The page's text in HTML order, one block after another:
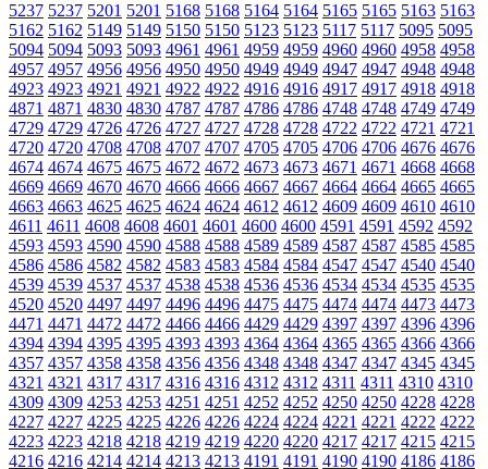
5237 5237 5201 5201 5168 5168 5164 5164 5165 5165 5163 5163
5162 5162 5149 5149 5150 5150 5123 5123 5117 5117 5095 5095
5094 5094 5093 5093 4961 4961 4959 4959 4960 4960 4958 4958
4957 4957 4956 4956 4950 4950 4949 4949 4947 4947 4948 4948
4923 4923 4921 4921 4922 4922 4916 4916 4917 4917 4918 4918
4871 4871 4830 4830 4787 4787 4786 4786 4748 4748 4749 4749
4729 4729 4726 4726 4727 4727 4728 4728 4722 4722 4721 4721
4720 4720 4708 4708 4707 4707 4705 4705 4706 4706 4676 4676
4674 4674 4675 4675 4672 4672 4673 4673 4671 4671 4668 4668
4669 4669 4670 4670 4666 4666 4667 4667 4664 4664 4665 4665
4663 4663 4625 4625 4624 4624 4612 4612 4609 4609 4610 4610
4611 4611 4608 4608 4601 4601 4600 4600 4591 4591 4592 4592
4593 4593 4590 4590 4588 4588 4589 4589 4587 4587 4585 4585
4586 4586 4582 4582 4583 4583 4584 4584 4547 4547 4540 4540
4539 4539 4537 4537 4538 4538 4536 4536 4534 4534 4535 4535
4520 4520 4497 4497 4496 4496 4475 4475 4474 4474 4473 4473
4471 4471 4472 4472 4466 4466 4429 4429 4397 4397 4396 4396
4394 4394 4395 4395 4393 4393 4364 4364 4365 4365 4366 4366
4357 4357 4358 4358 4356 4356 4348 4348 4347 4347 4345 4345
4321 4321 4317 4317 4316 4316 4312 4312 4311 4311 4310 4310
4309 4309 4253 4253 4251 4251 4252 4252 4250 4250 4228 4228
4227 4227 4225 4225 4226 4226 4224 4224 4221 4221 4222 4222
4223 4223 4218 4218 4219 4219 4220 4220 4217 4217 4215 4215
4216 4216 4214 4214 4213 4213 4191 4191 4190 4190 4186 4186